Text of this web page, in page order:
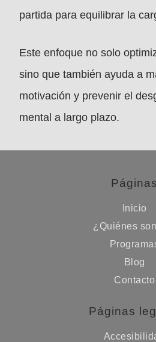
partida para equilibrar la
Este enfoque no solo
sino que también ayuda a
motivación y prevenir el
mental a largo plazo.
Páginas
Inicio
¿Quiénes
Blog
Contacto
Páginas